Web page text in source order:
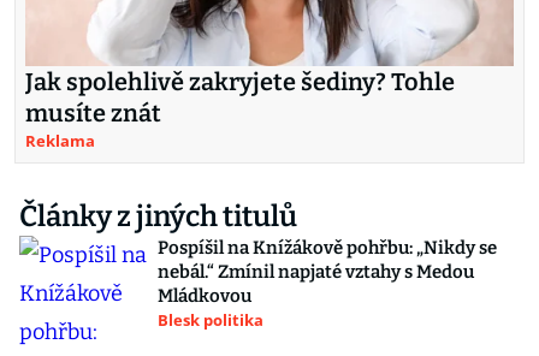
Jak spolehlivě zakryjete šediny? Tohle
musíte znát
Reklama
Články z jiných titulů
Pospíšil na Knížákově pohřbu: „Nikdy se
nebál.“ Zmínil napjaté vztahy s Medou
Mládkovou
Blesk politika